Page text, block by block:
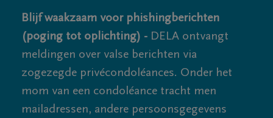
Blijf waakzaam voor phishingberichten
(poging tot oplichting) - DELA ontvangt
meldingen over valse berichten via
zogezegde privécondoléances. Onder het
mom van een condoléance tracht men
mailadressen, andere persoonsgegevens